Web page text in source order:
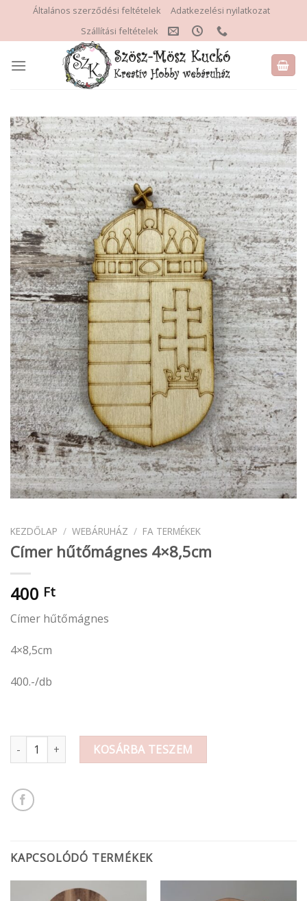
content
Általános szerződési feltételek
Adatkezelési nyilatkozat
Szállítási feltételek
KEZDŐLAP / WEBÁRUHÁZ / FA TERMÉKEK
Címer hűtőmágnes 4×8,5cm
400 Ft
Címer hűtőmágnes
4×8,5cm
400.-/db
Címer hűtőmágnes 4x8,5cm mennyiség
KOSÁRBA TESZEM
KAPCSOLÓDÓ TERMÉKEK